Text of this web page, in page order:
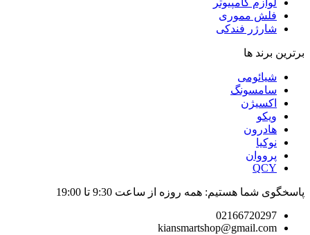
لوازم کامپیوتر
فلش مموری
شارژر فندکی
برترین برند ها
شیائومی
سامسونگ
اکسیژن
ویکو
هادرون
نوکیا
پرووان
QCY
پاسخگوی شما هستیم: همه روزه از ساعت 9:30 تا 19:00
02166720297
kiansmartshop@gmail.com